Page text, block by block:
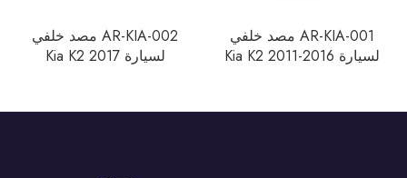
AR-KIA-002 مصد خلفي
لسيارة Kia K2 2017
AR-KIA-001 مصد خلفي
لسيارة Kia K2 2011-2016